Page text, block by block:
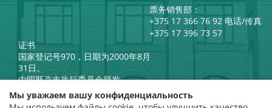
票务销售部：
+375 17 366 76 92 电话/传真
+375 17 396 73 57
证书
国家登记号970，日期为2000年8月
31日。
由明斯克市执行委员会颁发。
白俄罗斯共和国总统官方互联网
Мы уважаем вашу конфиденциальность